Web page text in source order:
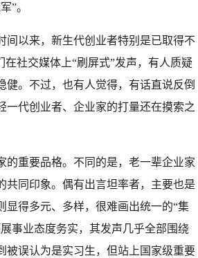
”。
间以来，新生代创业者特别是已取得不
社交媒体上“刷屏式”发声，有人质疑
。不过，也有人觉得，有话直说反倒
一代创业者、企业家的打量还在摸索之
的重要品格。不同的是，老一辈企业家
共同印象。偶有出言坦率者，主要也是
得多元、多样，很难画出统一的“集
事业态度务实，其发声几乎全部围绕
被误认为是实习生，但站上国家级重要